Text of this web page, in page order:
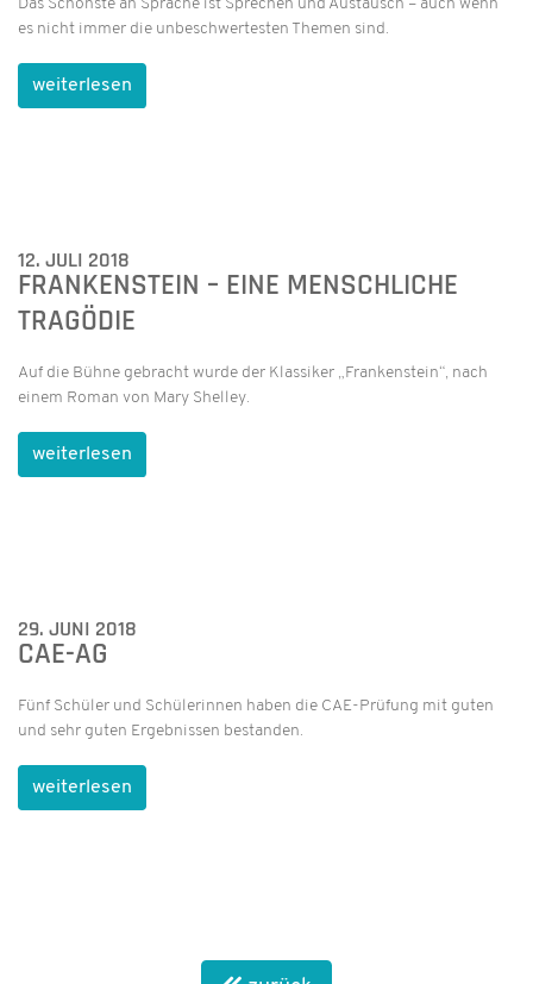
Das Schönste an Sprache ist Sprechen und Austausch – auch wenn
es nicht immer die unbeschwertesten Themen sind.
weiterlesen
12. JULI 2018
FRANKENSTEIN – EINE MENSCHLICHE
TRAGÖDIE
Auf die Bühne gebracht wurde der Klassiker „Frankenstein“, nach
einem Roman von Mary Shelley.
weiterlesen
29. JUNI 2018
CAE-AG
Fünf Schüler und Schülerinnen haben die CAE-Prüfung mit guten
und sehr guten Ergebnissen bestanden.
weiterlesen